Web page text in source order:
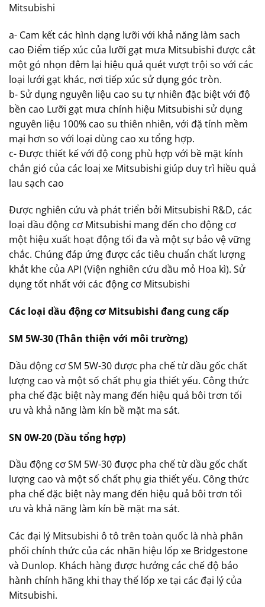
Mitsubishi
a- Cam kết các hình dạng lưỡi với khả năng làm sach
cao Điểm tiếp xúc của lưỡi gạt mưa Mitsubishi được cắt
một gó nhọn đêm lại hiệu quả quét vượt trội so với các
loại lưới gạt khác, nơi tiếp xúc sử dụng góc tròn.
b- Sử dụng nguyên liệu cao su tự nhiên đặc biệt với độ
bền cao Lưỡi gạt mưa chính hiệu Mitsubishi sử dụng
nguyên liệu 100% cao su thiên nhiên, với đặ tính mềm
mại hơn so với loại dùng cao xu tổng hợp.
c- Được thiết kế với độ cong phù hợp với bề mặt kính
chắn gió của các loaị xe Mitsubishi giúp duy trì hiều quả
lau sạch cao
Được nghiên cứu và phát triển bởi Mitsubishi R&D, các
loại dầu động cơ Mitsubishi mang đến cho động cơ
một hiệu xuất hoạt động tối đa và một sự bảo vệ vững
chắc. Chúng đáp ứng được các tiêu chuẩn chất lượng
khắt khe của API (Viện nghiên cứu dầu mỏ Hoa kì). Sử
dụng tốt nhất với các động cơ Mitsubishi
Các loại dầu động cơ Mitsubishi đang cung cấp
SM 5W-30 (Thân thiện với môi trường)
Dầu động cơ SM 5W-30 được pha chế từ dầu gốc chất
lượng cao và một số chất phụ gia thiết yếu. Công thức
pha chế đặc biệt này mang đến hiệu quả bôi trơn tối
ưu và khả năng làm kín bề mặt ma sát.
SN 0W-20 (Dầu tổng hợp)
Dầu động cơ SM 5W-30 được pha chế từ dầu gốc chất
lượng cao và một số chất phụ gia thiết yếu. Công thức
pha chế đặc biệt này mang đến hiệu quả bôi trơn tối
ưu và khả năng làm kín bề mặt ma sát.
Các đại lý Mitsubishi ô tô trên toàn quốc là nhà phân
phối chính thức của các nhãn hiệu lốp xe Bridgestone
và Dunlop. Khách hàng được hưởng các chế độ bảo
hành chính hãng khi thay thế lốp xe tại các đại lý của
Mitsubishi.